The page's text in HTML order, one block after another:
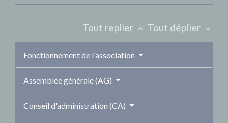
Tout replier keyboard_arrow_up Tout déplier keyboard_arrow_down
Fonctionnement de l'association
Assemblée générale (AG)
Conseil d'administration (CA)